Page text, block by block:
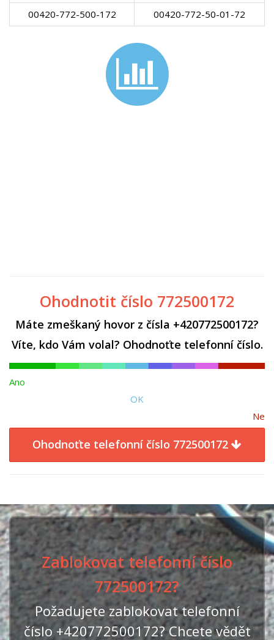
00420-772-500-172
00420-772-50-01-72
Ohodnotit číslo 772500172
Máte zmeškaný hovor z čísla +420772500172?
Víte, kdo Vám volal? Ohodnoťte telefonní číslo.
Ano
OK
Ne
Ohodnoťte telefonní číslo 772500172
Zablokovat telefonní číslo
772500172?
Požadujete zablokovat telefonní
číslo +420772500172? Chcete vědět